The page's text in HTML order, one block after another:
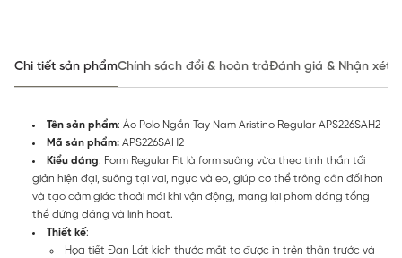
Chi tiết sản phẩmChính sách đổi & hoàn trảĐánh giá & Nhận xét
Tên sản phẩm: Áo Polo Ngắn Tay Nam Aristino Regular APS226SAH2
Mã sản phẩm: APS226SAH2
Kiểu dáng: Form Regular Fit là form suông vừa theo tinh thần tối
giản hiện đại, suông tại vai, ngực và eo, giúp cơ thể trông cân đối hơn
và tạo cảm giác thoải mái khi vận động, mang lại phom dáng tổng
thể đứng dáng và linh hoạt.
Thiết kế:
Họa tiết Đan Lát kích thước mắt to được in trên thân trước và